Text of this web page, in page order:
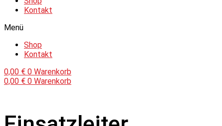
Kontakt
Menü
Shop
Kontakt
0,00 € 0 Warenkorb
0,00 € 0 Warenkorb